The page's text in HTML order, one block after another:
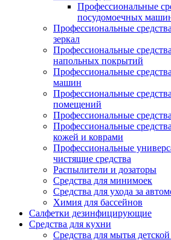
Профессиональные
посудомоечных
Профессиональные
зеркал
Профессиональные
напольных покрытий
Профессиональные
машин
Профессиональные
помещений
Профессиональные
Профессиональные
кожей и коврами
Профессиональные
чистящие средства
Распылители и дозаторы
Средства для минимоек
Средства для ухода за
Химия для бассейнов
Салфетки дезинфицирующие
Средства для кухни
Средства для мытья